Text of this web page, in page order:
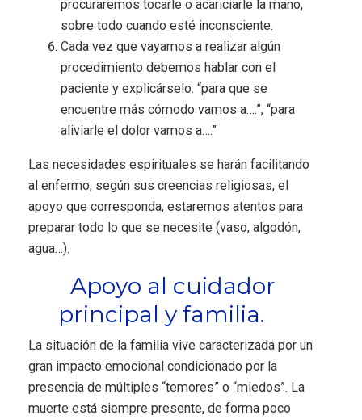
procuraremos tocarle o acariciarle la mano,
sobre todo cuando esté inconsciente.
Cada vez que vayamos a realizar algún
procedimiento debemos hablar con el
paciente y explicárselo: “para que se
encuentre más cómodo vamos a….”, “para
aliviarle el dolor vamos a….”
Las necesidades espirituales se harán facilitando
al enfermo, según sus creencias religiosas, el
apoyo que corresponda, estaremos atentos para
preparar todo lo que se necesite (vaso, algodón,
agua…).
Apoyo al cuidador
principal y familia.
La situación de la familia vive caracterizada por un
gran impacto emocional condicionado por la
presencia de múltiples “temores” o “miedos”. La
muerte está siempre presente, de forma poco